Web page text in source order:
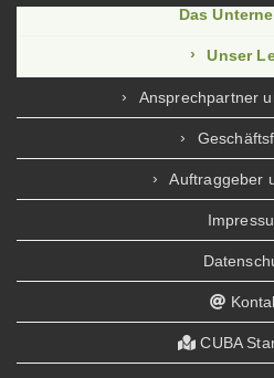
Das
Unser
Ansprechpartner
Auftraggeber
CUBA